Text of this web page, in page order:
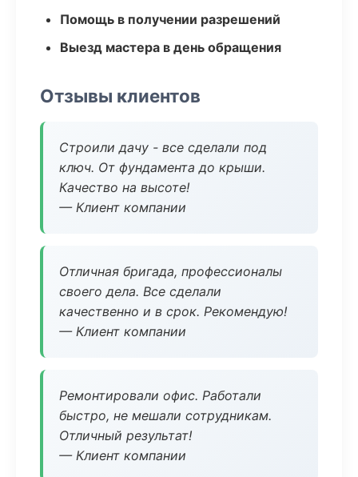
Помощь в получении разрешений
Выезд мастера в день обращения
Отзывы клиентов
Строили дачу - все сделали под
ключ. От фундамента до крыши.
Качество на высоте!
— Клиент компании
Отличная бригада, профессионалы
своего дела. Все сделали
качественно и в срок. Рекомендую!
— Клиент компании
Ремонтировали офис. Работали
быстро, не мешали сотрудникам.
Отличный результат!
— Клиент компании